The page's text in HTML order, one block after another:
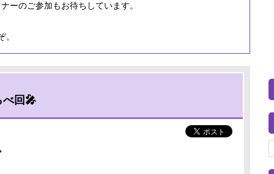
ーのご参加もお待ちしています。
べ回🎤